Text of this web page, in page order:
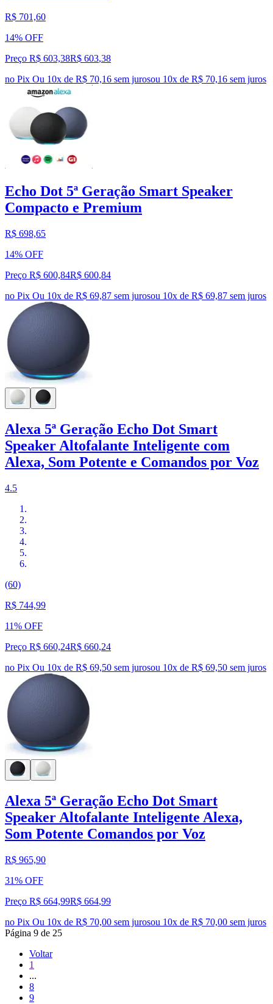
R$ 701,60
14% OFF
Preço R$ 603,38R$ 603,38
no Pix Ou 10x de R$ 70,16 sem jurosou 10x de R$ 70,16 sem juros
Echo Dot 5ª Geração Smart Speaker
Compacto e Premium
R$ 698,65
14% OFF
Preço R$ 600,84R$ 600,84
no Pix Ou 10x de R$ 69,87 sem jurosou 10x de R$ 69,87 sem juros
Alexa 5ª Geração Echo Dot Smart
Speaker Altofalante Inteligente com
Alexa, Som Potente e Comandos por Voz
4.5
(60)
R$ 744,99
11% OFF
Preço R$ 660,24R$ 660,24
no Pix Ou 10x de R$ 69,50 sem jurosou 10x de R$ 69,50 sem juros
Alexa 5ª Geração Echo Dot Smart
Speaker Altofalante Inteligente Alexa,
Som Potente Comandos por Voz
R$ 965,90
31% OFF
Preço R$ 664,99R$ 664,99
no Pix Ou 10x de R$ 70,00 sem jurosou 10x de R$ 70,00 sem juros
Página 9 de 25
Voltar
1
...
8
9